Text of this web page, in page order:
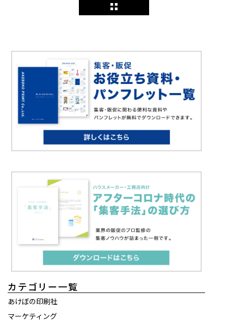
カテゴリー一覧
あけぼの印刷社
マーケティング